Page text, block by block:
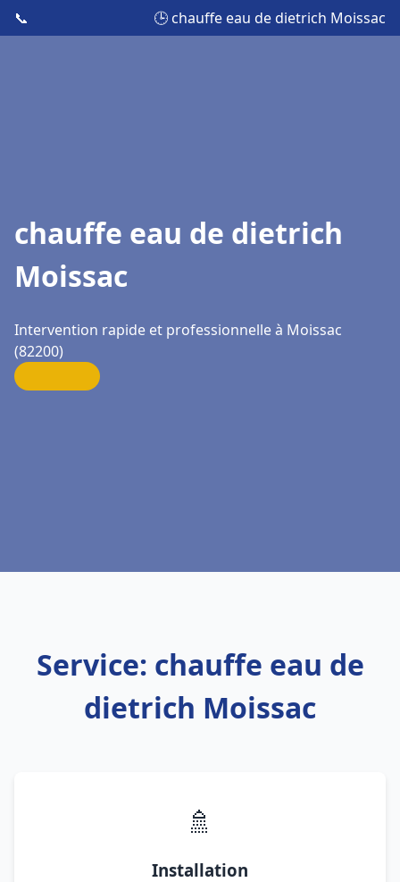
📞 🕒 chauffe eau de dietrich Moissac
chauffe eau de dietrich
Moissac
Intervention rapide et professionnelle à Moissac
(82200)
Service: chauffe eau de
dietrich Moissac
🚿
Installation